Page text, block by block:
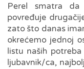
Perel smatra da
povređuje
zato što danas
okrećemo jednoj
listu naših
ljubavnik/ca,